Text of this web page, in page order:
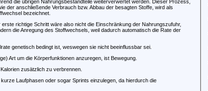
die übrigen Nahrungsbestandteile weiterverwertet werden. Dieser Prozess,
der anschließende Verbrauch bzw. Abbau der besagten Stoffe, wird als
bezeichnet.
erste richtige Schritt wäre also nicht die Einschränkung der Nahrungszufuhr,
die Anregung des Stoffwechsels, weil dadurch automatisch die Rate der
genetisch bedingt ist, weswegen sie nicht beeinflussbar sei.
Art um die Körperfunktionen anzuregen, ist Bewegung.
zusätzlich zu verbrennen.
Laufphasen oder sogar Sprints einzulegen, da hierdurch die